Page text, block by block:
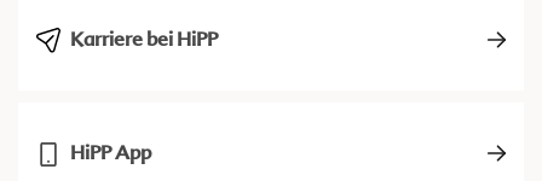
Karriere bei HiPP
HiPP App